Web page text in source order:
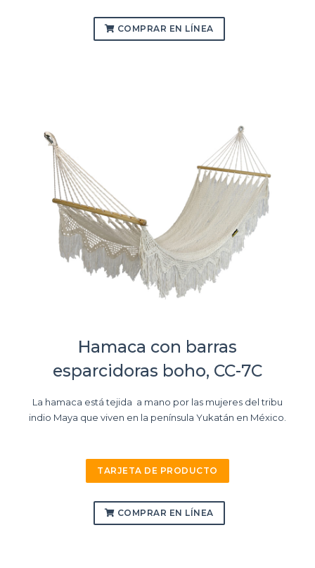
COMPRAR EN LÍNEA
Hamaca con barras
esparcidoras boho, CC-7C
La hamaca está tejida a mano por las mujeres del tribu
indio Maya que viven en la península Yukatán en México.
TARJETA DE PRODUCTO
COMPRAR EN LÍNEA